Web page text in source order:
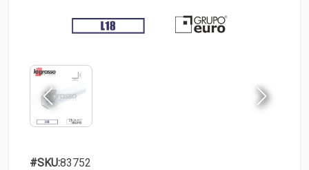
#SKU:83752